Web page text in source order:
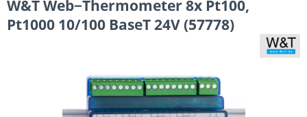
W&T Web−Thermometer 8x Pt100,
Pt1000 10/100 BaseT 24V (57778)